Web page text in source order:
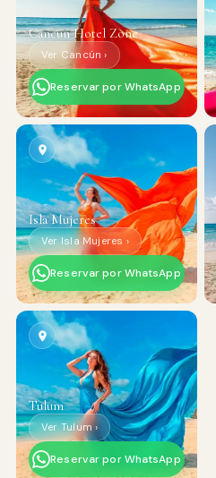
Cancun Hotel Zone
Ver Cancún ›
Reservar por WhatsApp
Isla Mujeres
Ver Isla Mujeres ›
Reservar por WhatsApp
Tulum
Ver Tulum ›
Reservar por WhatsApp